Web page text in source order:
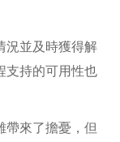
況並及時獲得解
支持的可用性也
帶來了擔憂，但